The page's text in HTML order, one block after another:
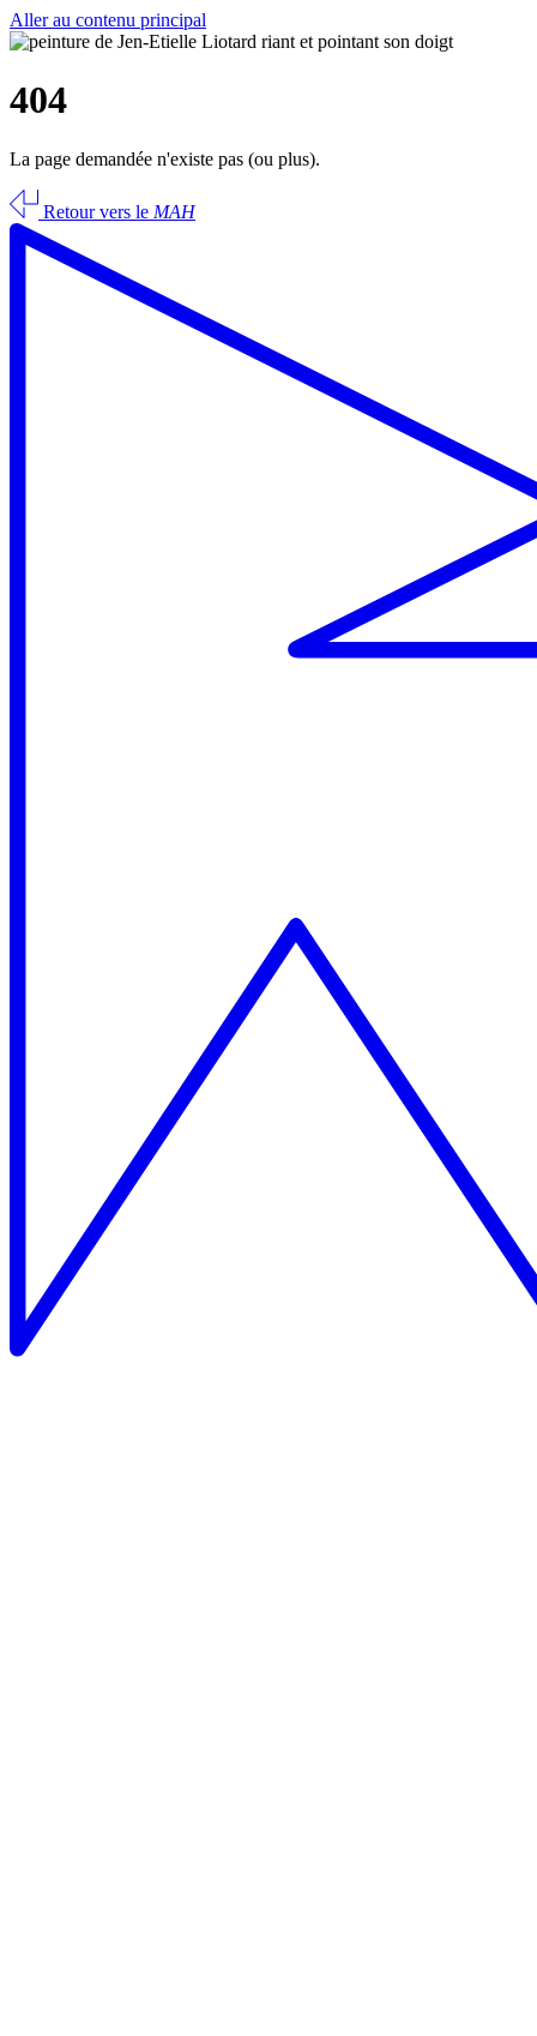
Aller au contenu principal
404
La page demandée n'existe pas (ou plus).
Retour vers le MAH